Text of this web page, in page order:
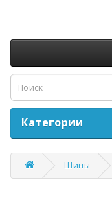
Категории
Шины